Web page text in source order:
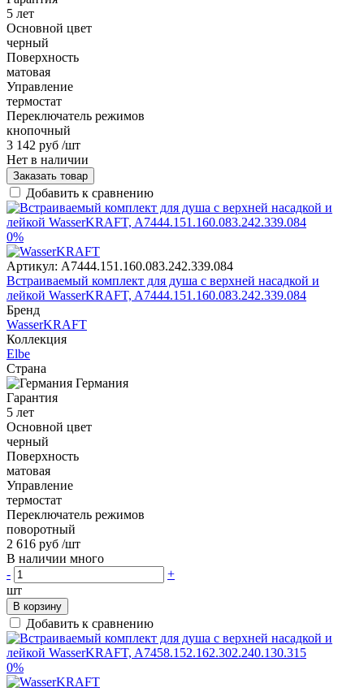
5 лет
Основной цвет
черный
Поверхность
матовая
Управление
термостат
Переключатель режимов
кнопочный
3 142 руб /шт
Нет в наличии
Заказать товар
Добавить к сравнению
0%
Артикул: A7444.151.160.083.242.339.084
Встраиваемый комплект для душа с верхней насадкой и
лейкой WasserKRAFT, A7444.151.160.083.242.339.084
Бренд
WasserKRAFT
Коллекция
Elbe
Страна
Германия
Гарантия
5 лет
Основной цвет
черный
Поверхность
матовая
Управление
термостат
Переключатель режимов
поворотный
2 616 руб /шт
В наличии много
-
+
шт
В корзину
Добавить к сравнению
0%